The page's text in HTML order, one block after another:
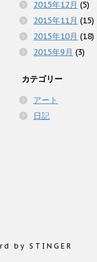
2015年12月 (5)
2015年11月 (15)
2015年10月 (18)
2015年9月 (3)
カテゴリー
アート
日記
by STINGER